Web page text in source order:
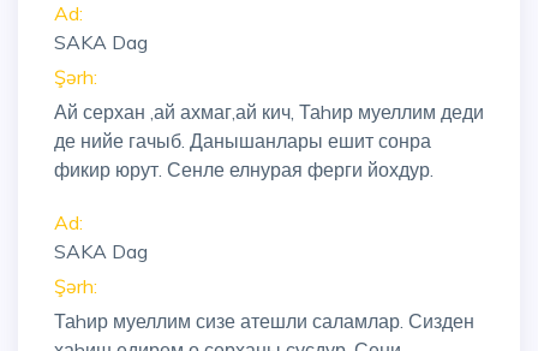
Ad:
SAKA Dag
Şərh:
Ай серхан ,ай ахмаг,ай кич, Таhир муеллим деди
де нийе гачыб. Данышанлары ешит сонра
фикир юрут. Сенле елнурая ферги йохдур.
Ad:
SAKA Dag
Şərh:
Таhир муеллим сизе атешли саламлар. Сизден